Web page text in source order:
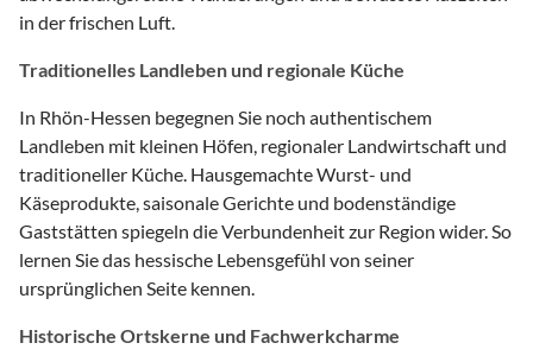
in der frischen Luft.
Traditionelles Landleben und regionale Küche
In Rhön-Hessen begegnen Sie noch authentischem
Landleben mit kleinen Höfen, regionaler Landwirtschaft und
traditioneller Küche. Hausgemachte Wurst- und
Käseprodukte, saisonale Gerichte und bodenständige
Gaststätten spiegeln die Verbundenheit zur Region wider. So
lernen Sie das hessische Lebensgefühl von seiner
ursprünglichen Seite kennen.
Historische Ortskerne und Fachwerkcharme